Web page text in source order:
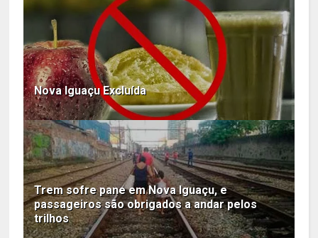
Nova Iguaçu Excluída
Trem sofre pane em Nova Iguaçu, e
passageiros são obrigados a andar pelos
trilhos